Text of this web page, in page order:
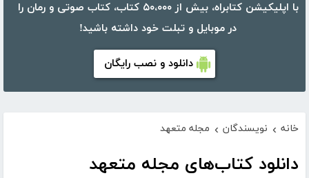
با اپلیکیشن کتابراه، بیش از ۵۰،۰۰۰ کتاب، کتاب صوتی و رمان را
در موبایل و تبلت خود داشته باشید!
دانلود و نصب رایگان
خانه › نویسندگان › مجله متعهد
دانلود کتاب‌های مجله متعهد